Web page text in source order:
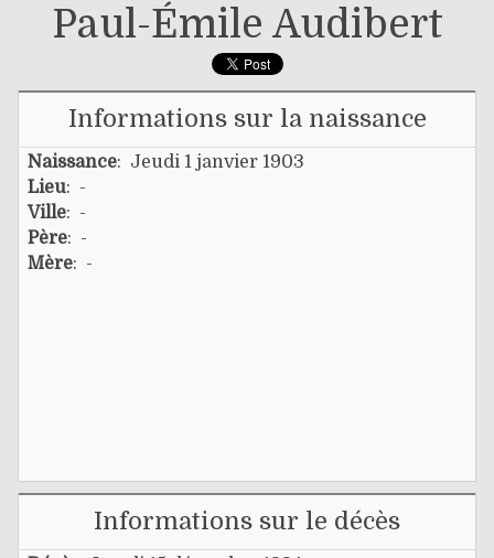
Paul-Émile Audibert
Informations sur la naissance
Naissance: Jeudi 1 janvier 1903
Lieu: -
Ville: -
Père: -
Mère: -
Informations sur le décès